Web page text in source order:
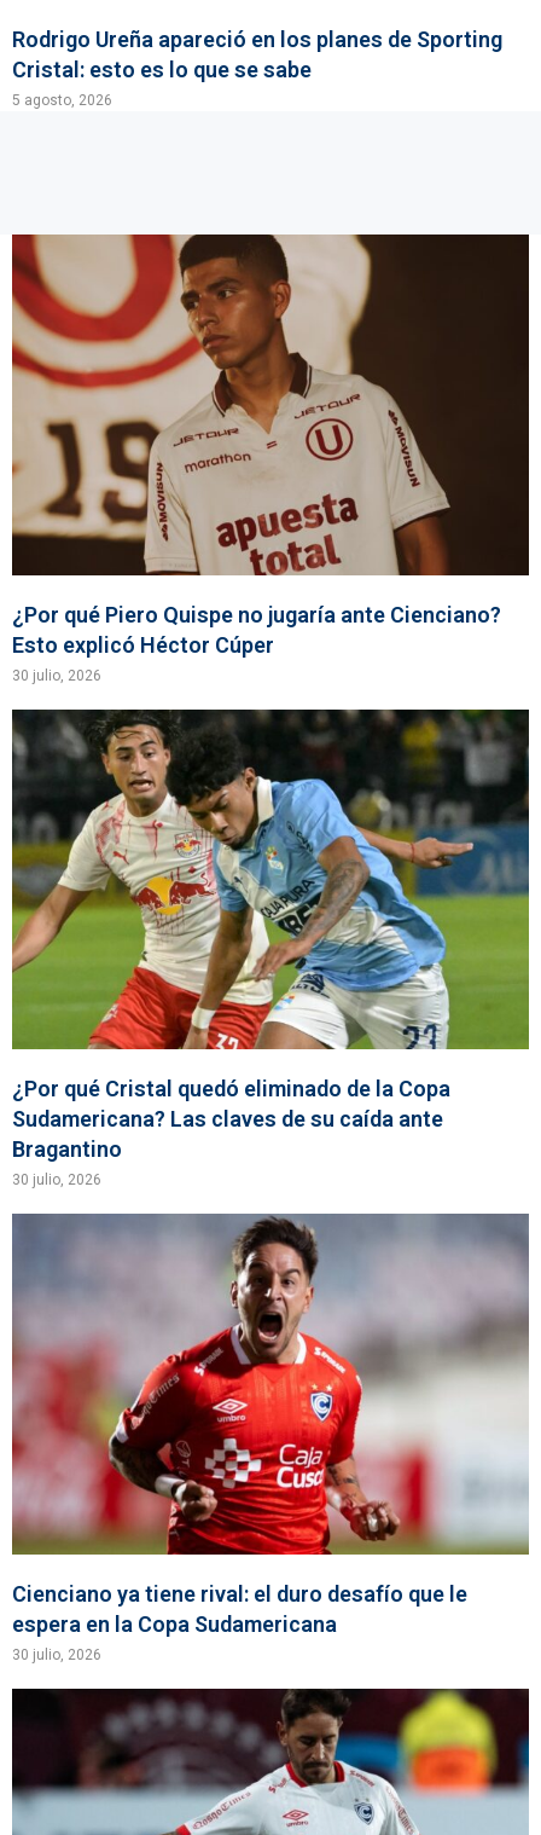
Rodrigo Ureña apareció en los planes de Sporting
Cristal: esto es lo que se sabe
5 agosto, 2026
¿Por qué Piero Quispe no jugaría ante Cienciano?
Esto explicó Héctor Cúper
30 julio, 2026
¿Por qué Cristal quedó eliminado de la Copa
Sudamericana? Las claves de su caída ante
Bragantino
30 julio, 2026
Cienciano ya tiene rival: el duro desafío que le
espera en la Copa Sudamericana
30 julio, 2026